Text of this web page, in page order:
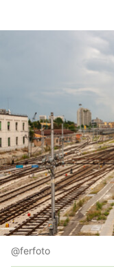
@ferfoto